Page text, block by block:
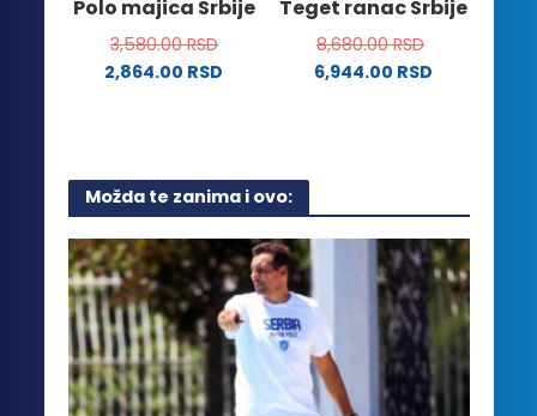
stranici
proizvoda.
proizvoda.
Polo majica Srbije
3,580.00RSD
2,864.00 RSD
više
varijanti.
Opcije
mogu
biti
izabrane
na
stranici
proizvoda.
Teget ranac Srbije
8,680.00RSD
6,944.00 RSD
Možda te zanima i ovo: